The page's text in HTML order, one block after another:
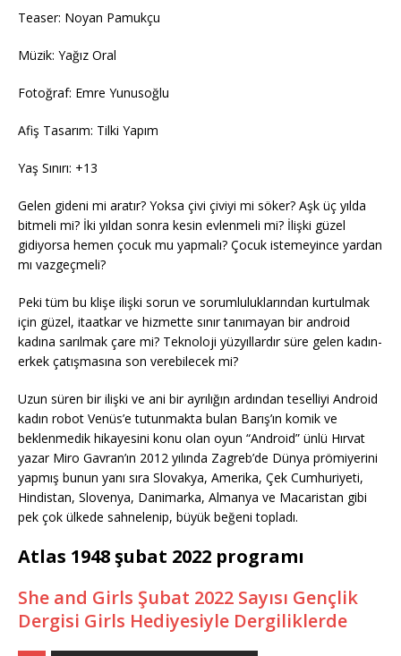
Teaser: Noyan Pamukçu
Müzik: Yağız Oral
Fotoğraf: Emre Yunusoğlu
Afiş Tasarım: Tilki Yapım
Yaş Sınırı: +13
Gelen gideni mi aratır? Yoksa çivi çiviyi mi söker? Aşk üç yılda
bitmeli mi? İki yıldan sonra kesin evlenmeli mi? İlişki güzel
gidiyorsa hemen çocuk mu yapmalı? Çocuk istemeyince yardan
mı vazgeçmeli?
Peki tüm bu klişe ilişki sorun ve sorumluluklarından kurtulmak
için güzel, itaatkar ve hizmette sınır tanımayan bir android
kadına sarılmak çare mi? Teknoloji yüzyıllardır süre gelen kadın-
erkek çatışmasına son verebilecek mi?
Uzun süren bir ilişki ve ani bir ayrılığın ardından teselliyi Android
kadın robot Venüs’e tutunmakta bulan Barış’ın komik ve
beklenmedik hikayesini konu olan oyun “Android” ünlü Hırvat
yazar Miro Gavran’ın 2012 yılında Zagreb’de Dünya prömiyerini
yapmış bunun yanı sıra Slovakya, Amerika, Çek Cumhuriyeti,
Hindistan, Slovenya, Danimarka, Almanya ve Macaristan gibi
pek çok ülkede sahnelenip, büyük beğeni topladı.
Atlas 1948 şubat 2022 programı
She and Girls Şubat 2022 Sayısı Gençlik
Dergisi Girls Hediyesiyle Dergiliklerde